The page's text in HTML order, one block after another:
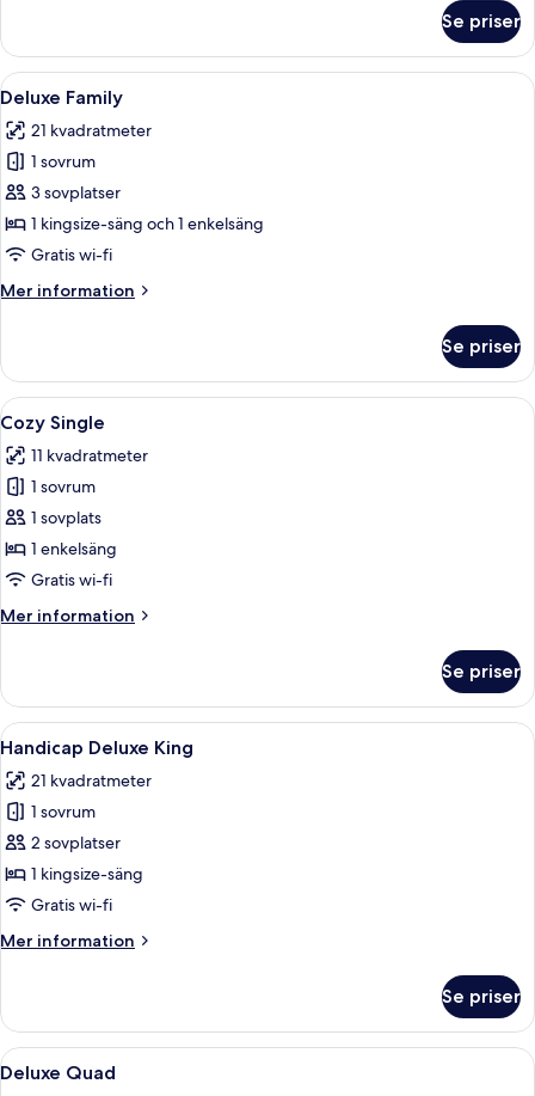
tvåbäddsrum
Se priser
Öppna
alla
foton
för
Deluxe
Family
Ett hotellrum med två sängar, ett
7
Deluxe Family
21 kvadratmeter
1 sovrum
3 sovplatser
1 kingsize-säng och 1 enkelsäng
Gratis wi-fi
Mer information
Mer
Family
Se priser
Öppna
alla
foton
för
Cozy
Single
Ett hotellrum med en säng, ett
9
Cozy Single
11 kvadratmeter
1 sovrum
1 sovplats
1 enkelsäng
Gratis wi-fi
Mer information
Mer
Single
Se priser
Öppna
alla
foton
för
Handicap
Deluxe
King
Ett hotellrum med en stor säng, ett
6
Handicap Deluxe King
21 kvadratmeter
1 sovrum
2 sovplatser
1 kingsize-säng
Gratis wi-fi
Mer information
Mer
Deluxe
King
Se priser
Öppna
alla
Ett hotellrum med två sängar, ett
6
Deluxe Quad